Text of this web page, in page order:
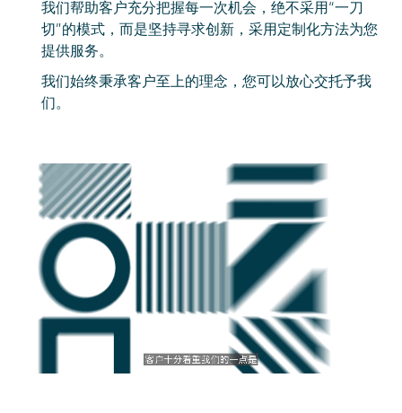
我们帮助客户充分把握每一次机会，绝不采用“一刀
切”的模式，而是坚持寻求创新，采用定制化方法为您
提供服务。
我们始终秉承客户至上的理念，您可以放心交托予我
们。